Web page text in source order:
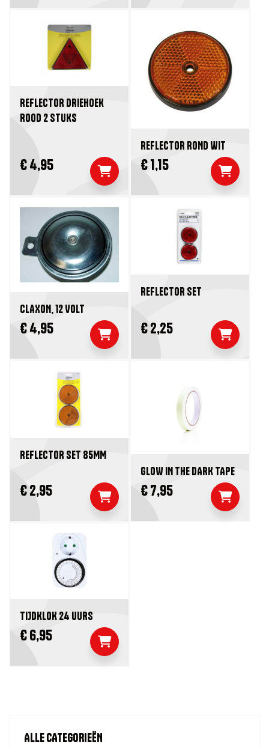
ALLE CATEGORIEËN
REFLECTOR DRIEHOEK
ROOD 2 STUKS
€ 4,95
REFLECTOR ROND WIT
€ 1,15
CLAXON, 12 VOLT
€ 4,95
REFLECTOR SET
€ 2,25
REFLECTOR SET 85MM
€ 2,95
GLOW IN THE DARK TAPE
€ 7,95
TIJDKLOK 24 UURS
€ 6,95